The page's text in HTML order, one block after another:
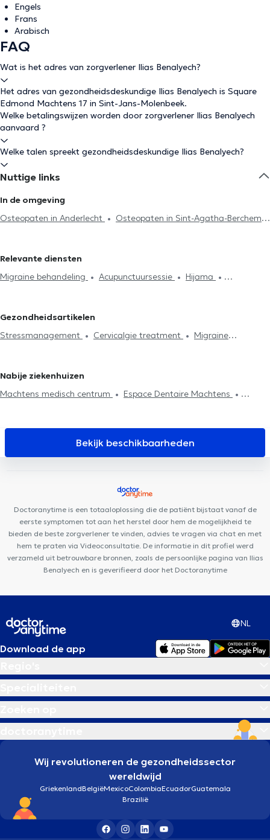
Engels
Frans
Arabisch
FAQ
Wat is het adres van zorgverlener Ilias Benalyech?
Het adres van gezondheidsdeskundige Ilias Benalyech is Square
Edmond Machtens 17 in Sint-Jans-Molenbeek.
Welke betalingswijzen worden door zorgverlener Ilias Benalyech
aanvaard ?
Welke talen spreekt gezondheidsdeskundige Ilias Benalyech?
Nuttige links
In de omgeving
Osteopaten in Anderlecht
Osteopaten in Sint-Agatha-Berchem
Osteopaten in Vorst
Sint-Genesius-Rode
Osteopaten in Laken
Osteopaten in
in Wemmel
Osteopaten in Ath
Relevante diensten
Migraine behandeling
Acupunctuursessie
Hijama
Huisbezoek
Articulatieproblemen
Kaakproblemen
Consultatie zuigelingen
Consultatie
Gezondheidsartikelen
Stressmanagement
Cervicalgie treatment
Migraine
Nabije ziekenhuizen
Machtens medisch centrum
Espace Dentaire Machtens
JUMANJI DENTAL Centre Moveo Clinic
Karreveld
MOLART Cabinet Dentaire
Clinique du Prince
Centre Médical Bénès
Bekijk beschikbaarheden
Doctoranytime is een totaaloplossing die de patiënt bijstaat vanaf de
eerste symptomen tot aan het herstel door hem de mogelijkheid te
bieden de beste zorgverlener te vinden, advies te vragen via chat en met
hem te praten via Videoconsultatie. De informatie in dit profiel werd
verzameld uit betrouwbare bronnen, zoals de persoonlijke pagina van Ilias
Benalyech en is geverifieerd door het Doctoranytime
NL
Download de app
Wij revolutioneren de gezondheidssector
wereldwijd
GriekenlandBelgiëMexicoColombiaEcuadorGuatemala
Brazilië